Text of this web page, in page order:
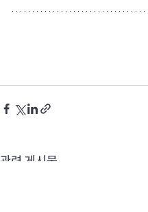
관련 게시물